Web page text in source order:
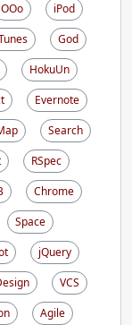
OOo
iPod
God
HokuUn
Evernote
Search
RSpec
Chrome
Space
jQuery
VCS
Agile